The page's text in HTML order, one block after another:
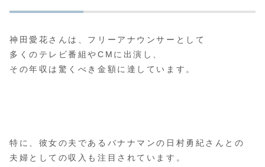
神田愛花さんは、フリーアナウンサーとして
多くのテレビ番組やCMに出演し、
その年収は驚くべき金額に達しています。
特に、彼女の夫であるバナナマンの日村勇紀さんとの
夫婦としての収入も注目されています。